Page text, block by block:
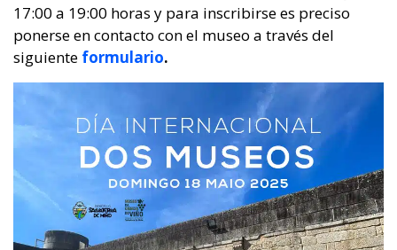
17:00 a 19:00 horas y para inscribirse es preciso
ponerse en contacto con el museo a través del
siguiente formulario.